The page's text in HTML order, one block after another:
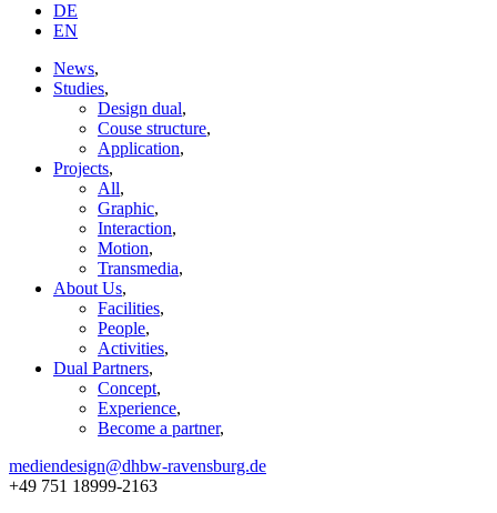
DE
EN
News,
Studies,
Design dual,
Couse structure,
Application,
Projects,
All,
Graphic,
Interaction,
Motion,
Transmedia,
About Us,
Facilities,
People,
Activities,
Dual Partners,
Concept,
Experience,
Become a partner,
mediendesign@dhbw-ravensburg.de
+49 751 18999-2163